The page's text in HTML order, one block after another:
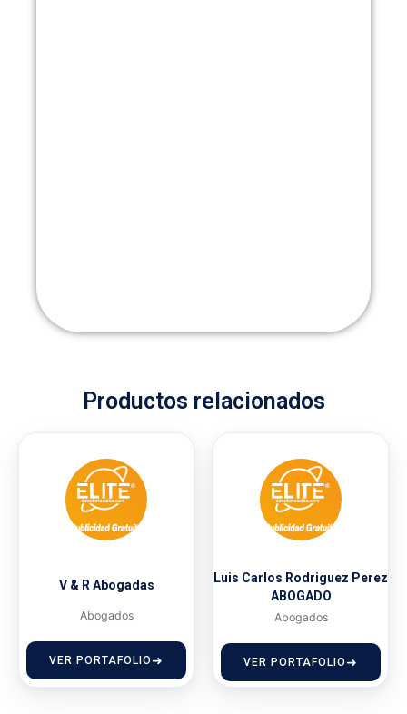
Productos relacionados
V & R Abogadas
Abogados
VER PORTAFOLIO
Luis Carlos Rodriguez Perez
ABOGADO
Abogados
VER PORTAFOLIO